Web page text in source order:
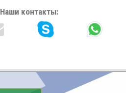
Наши контакты: